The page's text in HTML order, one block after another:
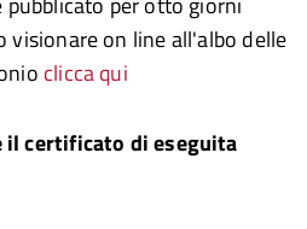
visionare on line all'albo delle
clicca qui
il certificato di eseguita